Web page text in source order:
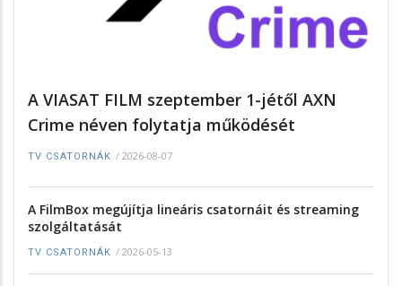
A VIASAT FILM szeptember 1-jétől AXN
Crime néven folytatja működését
TV CSATORNÁK / 2026-08-07
A FilmBox megújítja lineáris csatornáit és streaming
szolgáltatását
TV CSATORNÁK / 2026-05-13